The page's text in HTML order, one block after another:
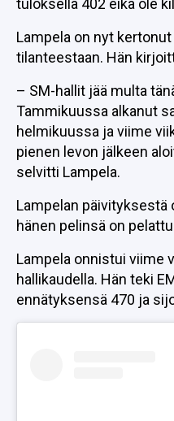
tuloksella 402 eikä ole
Lampela on nyt
tilanteestaan. Hän
– SM-hallit jää multa
Tammikuussa alkanut
helmikuussa ja viime
pienen levon jälkeen
selvitti Lampela.
Lampelan päivityksestä
hänen pelinsä on
Lampela onnistui viime
hallikaudella. Hän teki
ennätyksensä 470 ja